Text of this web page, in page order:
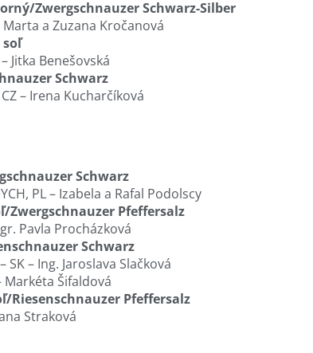
Zwergschnauzer Schwarz-Silber
Marta a Zuzana Kročanová
soľ
Jitka Benešovská
Schwarz
CZ – Irena Kucharčíková
Schwarz
PL – Izabela a Rafal Podolscy
Zwergschnauzer Pfeffersalz
Pavla Procházková
Schwarz
SK – Ing. Jaroslava Slačková
Markéta Šifaldová
Riesenschnauzer Pfeffersalz
Straková